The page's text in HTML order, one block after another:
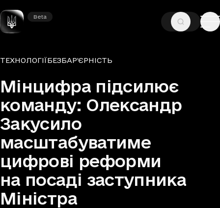
Beta
Beta
ГОЛОВНА —НОВИНИ—ТЕХНОЛОГІЇ
Рубрики
ТЕХНОЛОГІЇБЕЗБАР’ЄРНІСТЬ
Мінцифра підсилює
команду: Олександр
Закусило
масштабуватиме
цифрові реформи
на посаді заступника
Міністра